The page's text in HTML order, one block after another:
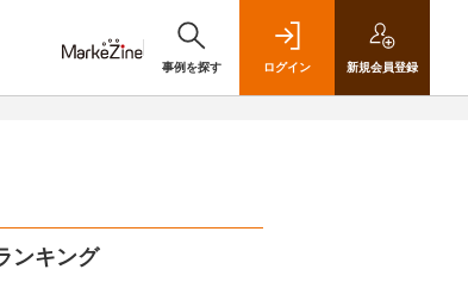
事例を探す ログイン 新規会員登録
ンキング